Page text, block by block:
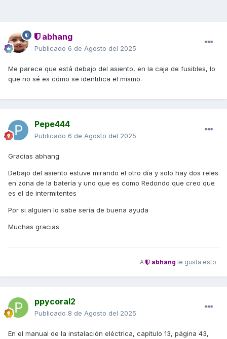
abhang
Publicado 6 de Agosto del 2025
Me parece que está debajo del asiento, en la caja de fusibles, lo
que no sé es cómo se identifica el mismo.
Pepe444
Publicado 6 de Agosto del 2025
Gracias abhang
Debajo del asiento estuve mirando el otro día y solo hay dos reles
en zona de la batería y uno que es como Redondo que creo que
es el de intermitentes
Por si alguien lo sabe sería de buena ayuda
Muchas gracias
A abhang le gusta esto
ppycoral2
Publicado 8 de Agosto del 2025
En el manual de la instalación eléctrica, capítulo 13, página 43,